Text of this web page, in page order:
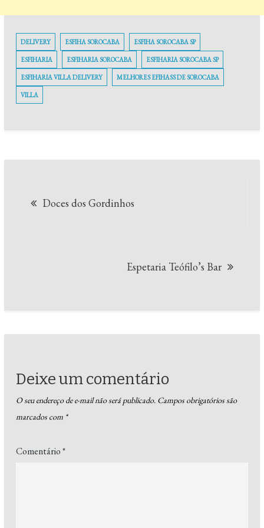
DELIVERY ESFIHA SOROCABA ESFIHA SOROCABA SP
ESFIHARIA ESFIHARIA SOROCABA ESFIHARIA SOROCABA SP
ESFIHARIA VILLA DELIVERY MELHORES EFIHASS DE SOROCABA
VILLA
Doces dos Gordinhos
Espetaria Teófilo’s Bar
Deixe um comentário
O seu endereço de e-mail não será publicado. Campos obrigatórios são
marcados com *
Comentário*